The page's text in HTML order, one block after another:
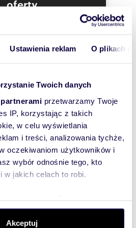
Ustawienia reklam O plikach
Twoich danych
przetwarzamy Twoje
IP, korzystając z takich
w celu wyświetlania
i treści, analizowania tychże,
oczekiwaniom użytkowników i
wybór odnośnie tego, kto
w jakich celach to robi.
ustaw własne preferencje w
Deklaracji plików cookie możesz
Akceptuj
oknami, schody
z piecem 2
na wodę oraz łazienka
architektura
w kierunku centrum Katowic
i Gliwic
na osiedle przez bramę
oferty